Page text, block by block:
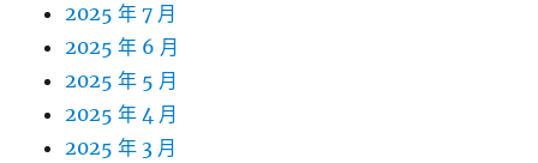
2025 年 7 月
2025 年 6 月
2025 年 5 月
2025 年 4 月
2025 年 3 月